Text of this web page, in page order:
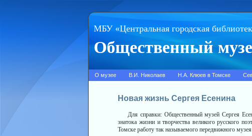
МБУ «Центральная городская
Общественный
О музее В.И. Николаев Н.А. Клюев в Томске
Новая жизнь Сергея Есенина
Для справки: Общественный музей Сергея
знатока жизни и творчества ве­ликого русского
Томске работу так называемого передвижного